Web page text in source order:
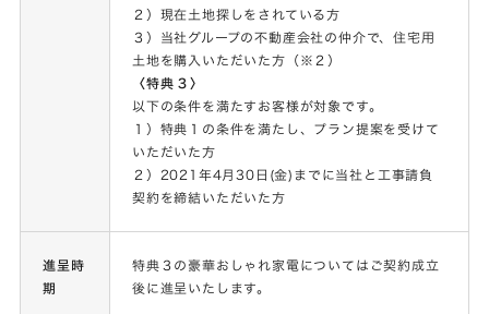
２）現在土地探しをされている方
３）当社グループの不動産会社の仲介で、住宅用
土地を購入いただいた方（※２）
〈特典３〉
以下の条件を満たすお客様が対象です。
１）特典１の条件を満たし、プラン提案を受けて
いただいた方
２）2021年4月30日(金)までに当社と工事請負
契約を締結いただいた方
進呈時
期
特典３の豪華おしゃれ家電についてはご契約成立
後に進呈いたします。